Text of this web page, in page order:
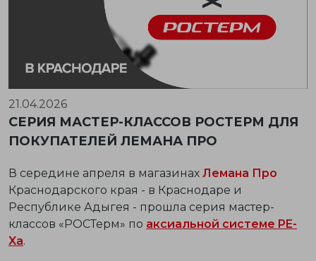
21.04.2026
СЕРИЯ МАСТЕР-КЛАССОВ РОСТЕРМ ДЛЯ
ПОКУПАТЕЛЕЙ ЛЕМАНА ПРО
В середине апреля в магазинах Лемана Про
Краснодарского края - в Краснодаре и
Республике Адыгея - прошла серия мастер-
классов «РОСТерм» по аксиальной системе PE-
Xa.